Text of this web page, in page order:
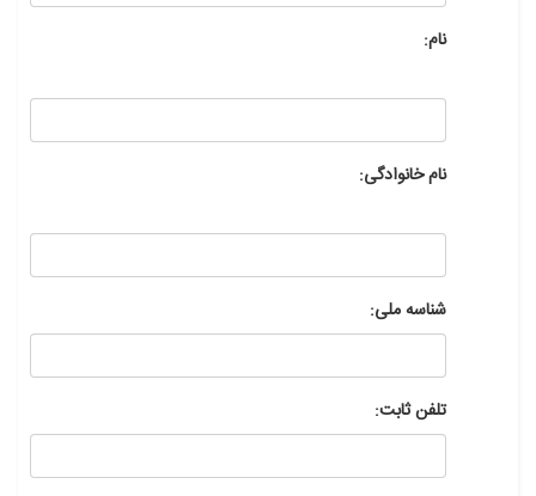
نام:
نام خانوادگی:
شناسه ملی:
تلفن ثابت: